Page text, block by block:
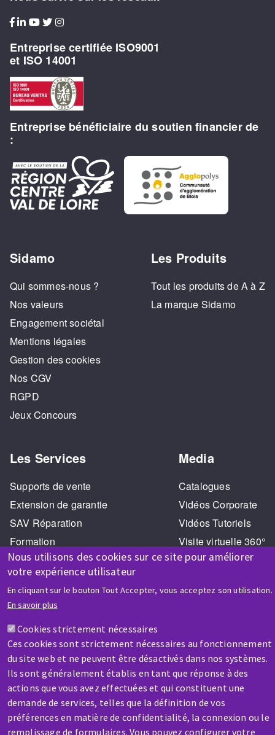
Nous utilisons des cookies sur ce site pour améliorer
votre expérience utilisateur
En cliquant sur le bouton Tout Accepter, vous acceptez son utilisation.
En savoir plus
Cookies strictement nécessaires
Ces cookies sont strictement nécessaires au fonctionnement
du site web et ne peuvent être désactivés dans nos systèmes.
Ils sont généralement établis en tant que réponse à des
actions que vous avez effectuées et qui constituent une
demande de services, telles que la définition de vos
préférences en matière de confidentialité, la connexion ou le
remplissage de formulaires. Vous pouvez configurer votre
Entreprise certifiée ISO9001
et ISO 14001
Entreprise bénéficiaire du soutien financier de
:
Sidamo
Qui sommes-nous ?
Nos valeurs
Engagement sociétal
Mentions légales
Gestion des cookies
Nos CGV
RGPD
Jeux Concours
Les Produits
Tout les produits de A à Z
La marque Sidamo
Les Services
Supports de vente
Extension de garantie
SAV Réparation
Formation
Media
Catalogues
Vidéos Corporate
Vidéos Tutoriels
Visite virtuelle 360°
AIDE & CONTACT
Une question ? Un renseignement ?
Contactez-nous